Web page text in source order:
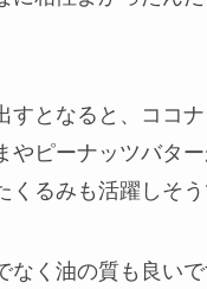
すとなると、ココ
やピーナッツバタ
くるみも活躍しそう
なく油の質も良い